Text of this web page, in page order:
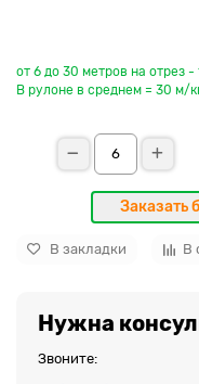
от 6 до 30 метров на отрез
В рулоне в среднем = 30 м/
Заказать
В закладки В
Нужна
Звоните: